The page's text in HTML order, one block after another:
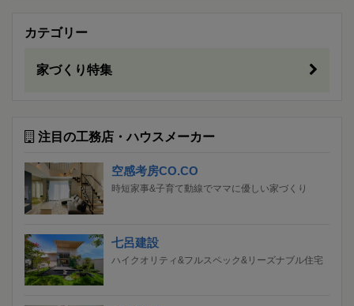
カテゴリー
家づくり特集
注目の工務店・ハウスメーカー
空感考房CO.CO
時短家事&子育て動線でママに優しい家づくり
七呂建設
ハイクオリティ&フルスペック&リーズナブル住宅